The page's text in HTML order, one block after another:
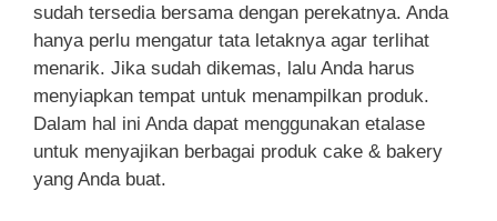
sudah tersedia bersama dengan perekatnya. Anda
hanya perlu mengatur tata letaknya agar terlihat
menarik. Jika sudah dikemas, lalu Anda harus
menyiapkan tempat untuk menampilkan produk.
Dalam hal ini Anda dapat menggunakan etalase
untuk menyajikan berbagai produk cake & bakery
yang Anda buat.